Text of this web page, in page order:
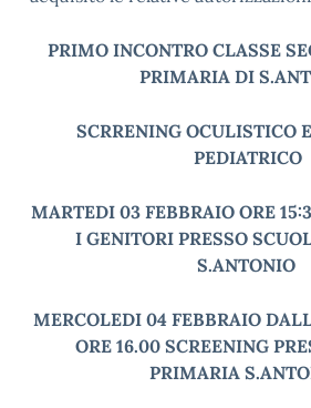
PRIMO INCONTRO CLASSE
PRIMARIA DI
SCRRENING OCULISTICO
PEDIATRICO
MARTEDI 03 FEBBRAIO ORE
I GENITORI PRESSO
S.ANTONIO
MERCOLEDI 04 FEBBRAIO
ORE 16.00 SCREENING
PRIMARIA